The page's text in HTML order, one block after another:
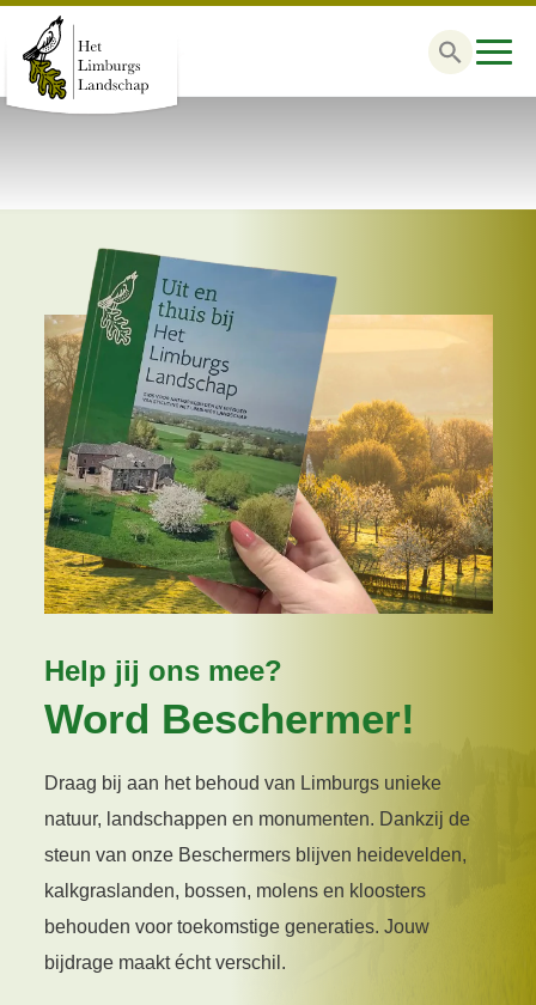
Zoek
Help jij ons mee?
Word Beschermer!
Draag bij aan het behoud van Limburgs unieke
natuur, landschappen en monumenten. Dankzij de
steun van onze Beschermers blijven heidevelden,
kalkgraslanden, bossen, molens en kloosters
behouden voor toekomstige generaties. Jouw
bijdrage maakt écht verschil.